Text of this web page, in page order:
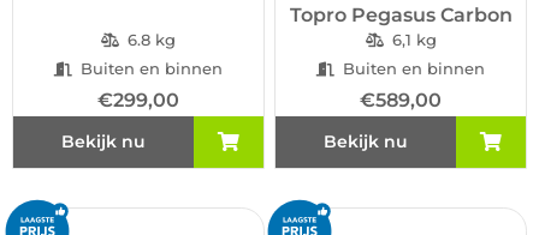
6.8 kg
Buiten en binnen
€299,00
Bekijk nu
Topro Pegasus Carbon
6,1 kg
Buiten en binnen
€589,00
Bekijk nu